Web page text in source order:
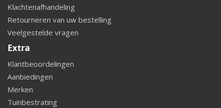
Klachtenafhandeling
Retourneren van uw bestelling
Veelgestelde vragen
Extra
Klantbeoordelingen
Aanbiedingen
Merken
Tuinbestrating